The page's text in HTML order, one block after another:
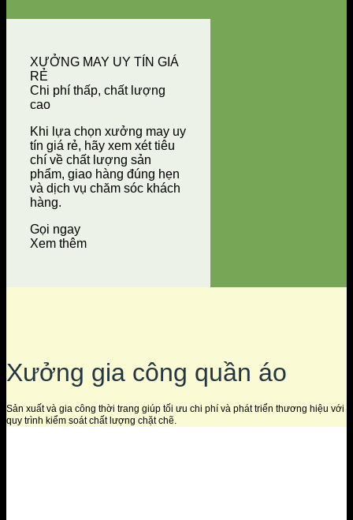
XƯỞNG MAY UY TÍN GIÁ
RẺ
Chi phí thấp, chất lượng
cao
Khi lựa chọn xưởng may uy
tín giá rẻ, hãy xem xét tiêu
chí về chất lượng sản
phẩm, giao hàng đúng hẹn
và dịch vụ chăm sóc khách
hàng.
Gọi ngay
Xem thêm
Xưởng gia công quần áo
Sản xuất và gia công thời trang giúp tối ưu chi phí và phát triển thương hiệu với
quy trình kiểm soát chất lượng chặt chẽ.